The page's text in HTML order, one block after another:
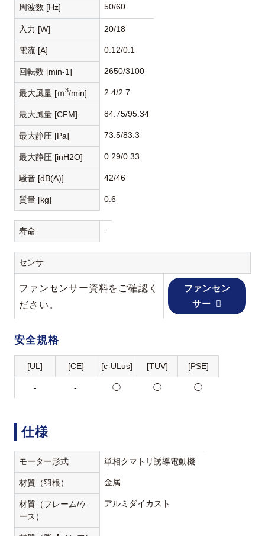
周波数 [Hz] 50/60
入力 [W] 20/18
電流 [A] 0.12/0.1
回転数 [min-1] 2650/3100
最大風量 [ｍ3/min] 2.4/2.7
最大風量 [CFM] 84.75/95.34
最大静圧 [Pa] 73.5/83.3
最大静圧 [inH2O] 0.29/0.33
騒音 [dB(A)] 42/46
質量 [kg] 0.6
寿命 -
センサ
ファンセンサー資料をご確認く
ださい。
ファンセン
サー
安全規格
[UL] [CE] [c-ULus] [TUV] [PSE]
- - ◯ ◯ ◯
仕様
モーター形式 単相クマトリ誘導電動機
材質（羽根） 金属
材質（フレーム/ケ
ース）
アルミダイカスト